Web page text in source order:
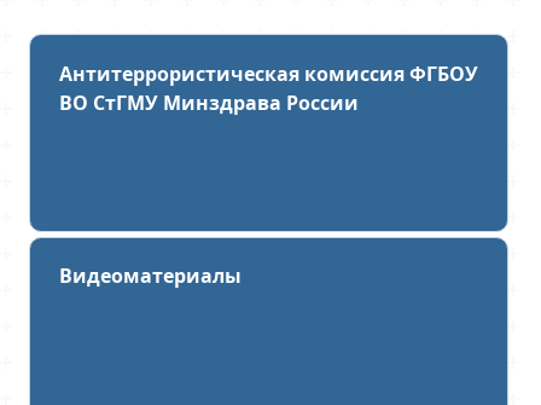
Антитеррористическая комиссия ФГБОУ
ВО СтГМУ Минздрава России
Видеоматериалы